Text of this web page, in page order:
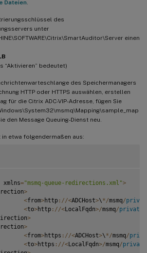
Dateien
des
unter
einen
“Aktivieren” bedeutet)
des Speichermanagers
HTTP oder HTTPS auswählen, erstellen
für die Citrix ADC-VIP-Adresse, fügen Sie
den Message Queuing-Dienst neu.
in etwa folgendermaßen aus:
="msmq-queue-redirections.xml">
>
<from>http : //<ADCHost>\ */msmq/
<to>http : //<LocalFqdn>/msmq/private
>
>
<from>https : //<ADCHost>\ */msmq/
<to>https : //<LocalFqdn>/msmq/private